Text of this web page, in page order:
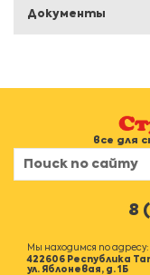
Документы
все для
8
Мы находимся по адресу:
422606 Республика
ул. Яблоневая, д. 1Б